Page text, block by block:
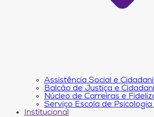
Assistência Social e
Balcão de Justiça e
Núcleo de Carreiras e
Serviço Escola de
Institucional